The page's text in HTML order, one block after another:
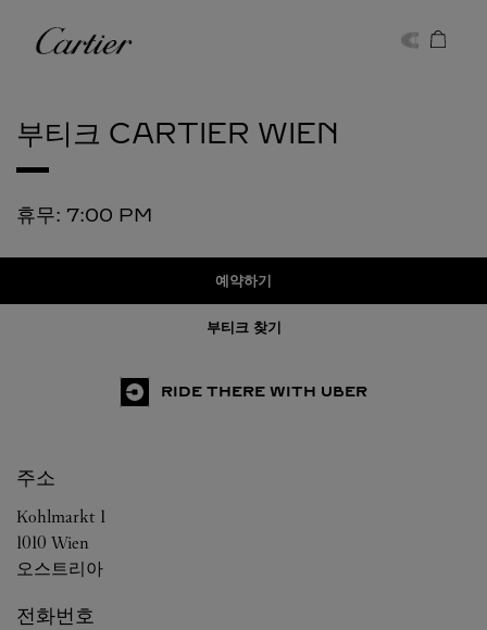
까르띠에
부티크 CARTIER WIEN
휴무: 7:00 PM
예약하기
부티크 찾기
RIDE THERE WITH UBER
주소
Kohlmarkt 1
1010 Wien
오스트리아
전화번호